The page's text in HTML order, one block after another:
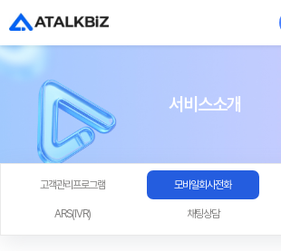
서비스소개
고객관리프로그램 모바일회사전화
ARS(IVR) 채팅상담